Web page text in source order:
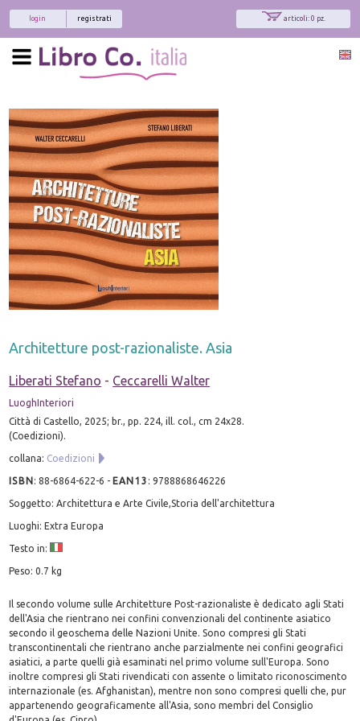
articoli: 0 pz.
registrati
login
Architetture post-razionaliste. Asia
Liberati Stefano - Ceccarelli Walter
LuoghInteriori
Città di Castello, 2025; br., pp. 224, ill. col., cm 24x28.
(Coedizioni).
collana: Coedizioni
ISBN:88-6864-622-6 - EAN13 :9788868646226
Soggetto: Architettura e Arte Civile,Storia dell'architettura
Luoghi: Extra Europa
Testo in:
Peso: 0.7 kg
Il secondo volume sulle Architetture Post-razionaliste è dedicato agli Stati
dell'Asia che rientrano nei confini convenzionali del continente asiatico
secondo il geoschema delle Nazioni Unite. Sono compresi gli Stati
transcontinentali che rientrano anche parzialmente nei confini geografici
asiatici, a parte quelli già esaminati nel primo volume sull'Europa. Sono
inoltre compresi gli Stati rivendicati con assente o limitato riconoscimento
internazionale (es. Afghanistan), mentre non sono compresi quelli che, pur
appartenendo geograficamente all'Asia, sono membri del Consiglio